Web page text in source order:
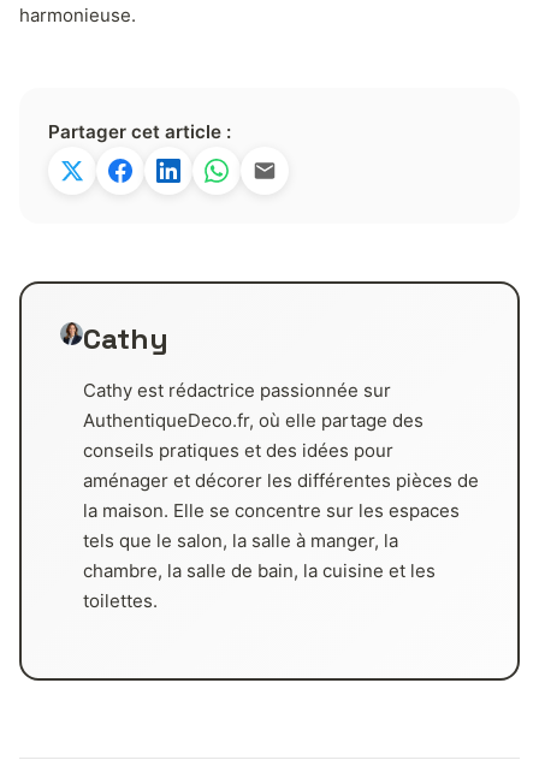
harmonieuse.
Partager cet article :
Cathy
Cathy est rédactrice passionnée sur
AuthentiqueDeco.fr, où elle partage des
conseils pratiques et des idées pour
aménager et décorer les différentes pièces de
la maison. Elle se concentre sur les espaces
tels que le salon, la salle à manger, la
chambre, la salle de bain, la cuisine et les
toilettes.